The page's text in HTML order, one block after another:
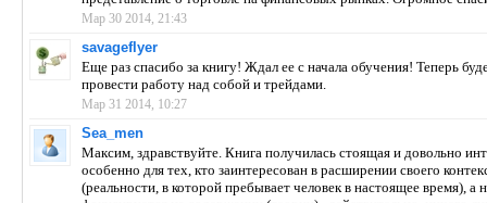
Мар 30 2014, 21:43
savageflyer
Еще раз спасибо за книгу! Ждал ее с начала обучения! Теперь
провести работу над собой и трейдами.
Мар 31 2014, 10:27
Sea_men
Максим, здравствуйте. Книга получилась стоящая и довольно
особенно для тех, кто заинтересован в расширении своего
(реальности, в которой пребывает человек в настоящее время), а